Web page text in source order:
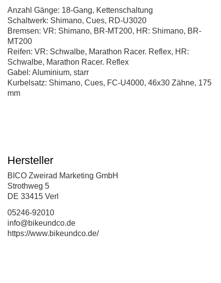
Anzahl Gänge: 18-Gang, Kettenschaltung
Schaltwerk: Shimano, Cues, RD-U3020
Bremsen: VR: Shimano, BR-MT200, HR: Shimano, BR-
MT200
Reifen: VR: Schwalbe, Marathon Racer. Reflex, HR:
Schwalbe, Marathon Racer. Reflex
Gabel: Aluminium, starr
Kurbelsatz: Shimano, Cues, FC-U4000, 46x30 Zähne, 175
mm
Hersteller
BICO Zweirad Marketing GmbH
Strothweg 5
DE 33415 Verl
05246-92010
info@bikeundco.de
https://www.bikeundco.de/